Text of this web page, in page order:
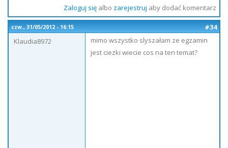
Zaloguj sięalbo zarejestruj aby dodać komentarz
czw., 31/05/2012 - 16:15
#34
Klaudia8972
mimo wszystko slyszałam ze egzamin
jest ciezki wiecie cos na ten temat?